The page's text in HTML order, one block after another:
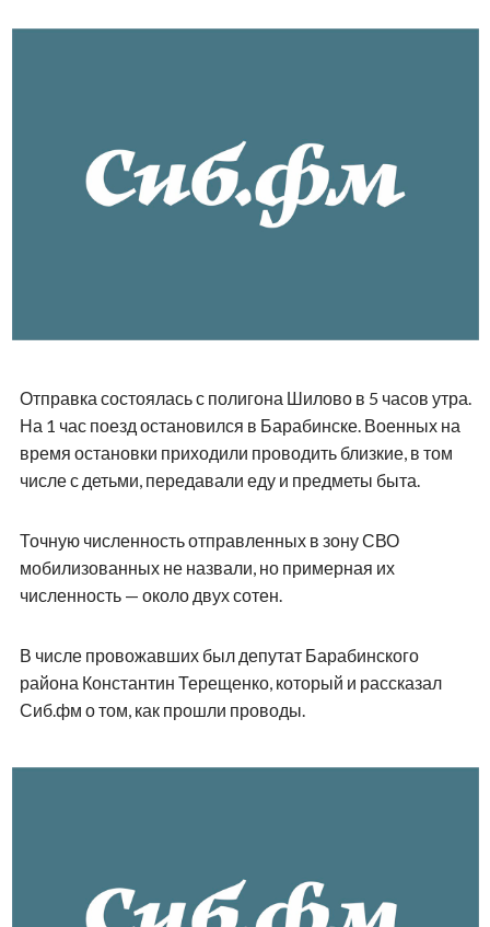
Отправка состоялась с полигона Шилово в 5 часов утра.
На 1 час поезд остановился в Барабинске. Военных на
время остановки приходили проводить близкие, в том
числе с детьми, передавали еду и предметы быта.
Точную численность отправленных в зону СВО
мобилизованных не назвали, но примерная их
численность — около двух сотен.
В числе провожавших был депутат Барабинского
района Константин Терещенко, который и рассказал
Сиб.фм о том, как прошли проводы.